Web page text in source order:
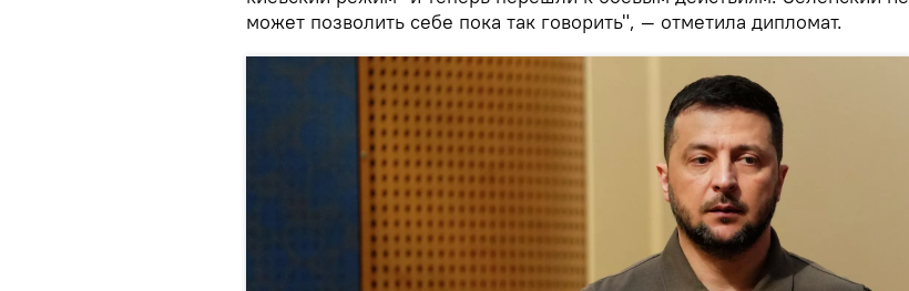
может позволить себе пока так говорить", — отметила дипломат.